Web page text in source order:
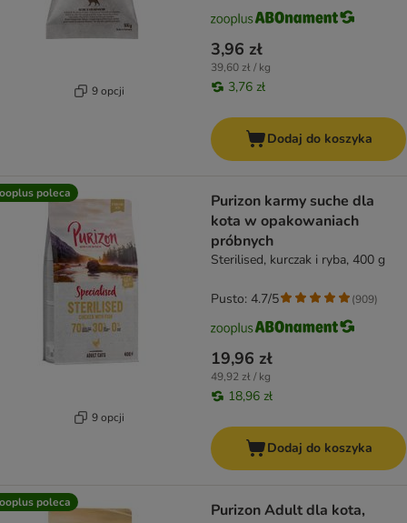
9 opcji
3,96 zł
39,60 zł / kg
3,76 zł
Dodaj do koszyka
poleca
9 opcji
Purizon karmy suche dla
kota w opakowaniach
próbnych
Sterilised, kurczak i ryba, 400 g
19,96 zł
49,92 zł / kg
18,96 zł
Pusto: 4.7/5 (909)
Dodaj do koszyka
poleca
Purizon Adult dla kota,